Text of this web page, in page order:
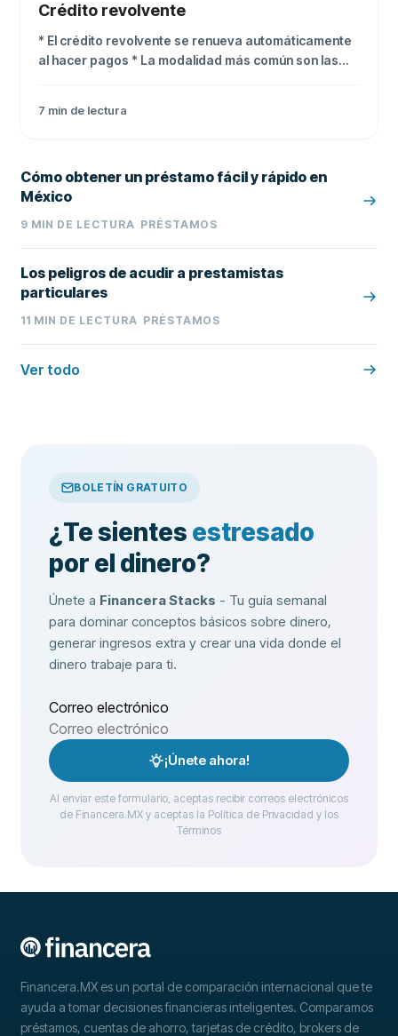
Crédito revolvente
* El crédito revolvente se renueva automáticamente
al hacer pagos * La modalidad más común son las
7 min de lectura
Cómo obtener un préstamo fácil y rápido en
México
9 MIN DE LECTURA PRÉSTAMOS
Los peligros de acudir a prestamistas
particulares
11 MIN DE LECTURA PRÉSTAMOS
Ver todo
BOLETÍN GRATUITO
¿Te sientes estresado
por el dinero?
Únete a Financera Stacks - Tu guía semanal
para dominar conceptos básicos sobre dinero,
generar ingresos extra y crear una vida donde el
dinero trabaje para ti.
Correo electrónico
¡Únete ahora!
Al enviar este formulario, aceptas recibir correos electrónicos
de Financera.MX y aceptas la Política de Privacidad y los
Términos
Financera.MX es un portal de comparación internacional que te
ayuda a tomar decisiones financieras inteligentes. Comparamos
préstamos, cuentas de ahorro, tarjetas de crédito, brokers de